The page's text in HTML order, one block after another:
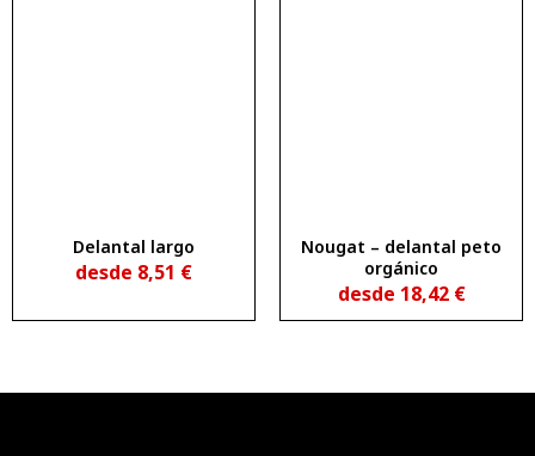
Delantal largo
desde 8,51 €
Nougat – delantal peto
orgánico
desde 18,42 €